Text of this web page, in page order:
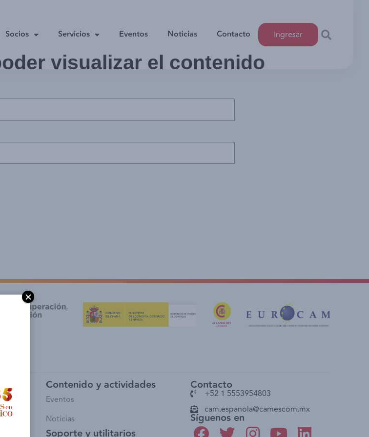
Socios Servicios Eventos Noticias Contacto Ingresar
visualizar el contenido
Contenido y actividades
Eventos
Noticias
Soporte y utilitarios
Contacto
+52 1 5553954803
cam.espanola@camescom.mx
Síguenos en